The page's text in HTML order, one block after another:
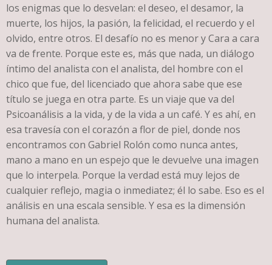
los enigmas que lo desvelan: el deseo, el desamor, la
muerte, los hijos, la pasión, la felicidad, el recuerdo y el
olvido, entre otros. El desafío no es menor y Cara a cara
va de frente. Porque este es, más que nada, un diálogo
íntimo del analista con el analista, del hombre con el
chico que fue, del licenciado que ahora sabe que ese
título se juega en otra parte. Es un viaje que va del
Psicoanálisis a la vida, y de la vida a un café. Y es ahí, en
esa travesía con el corazón a flor de piel, donde nos
encontramos con Gabriel Rolón como nunca antes,
mano a mano en un espejo que le devuelve una imagen
que lo interpela. Porque la verdad está muy lejos de
cualquier reflejo, magia o inmediatez; él lo sabe. Eso es el
análisis en una escala sensible. Y esa es la dimensión
humana del analista.